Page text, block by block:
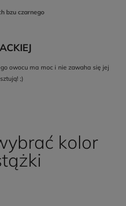
bzu czarnego
owocu ma moc i nie zawaha się jej
;)
kolor